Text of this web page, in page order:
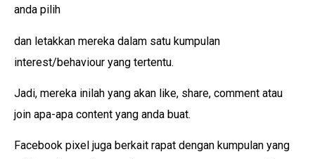
anda pilih
dan letakkan mereka dalam satu kumpulan
interest/behaviour yang tertentu.
Jadi, mereka inilah yang akan like, share, comment atau
join apa-apa content yang anda buat.
Facebook pixel juga berkait rapat dengan kumpulan yang